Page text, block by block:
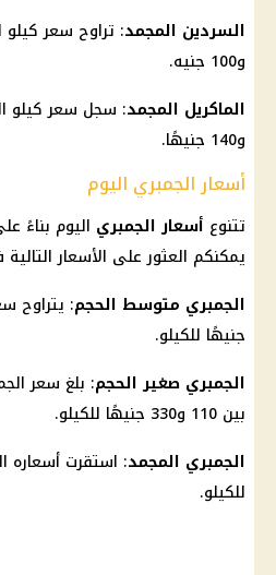
السردين المجمد
و100 جنيه.
الماكريل المجمد
و140 جنيهًا.
أسعار الجمبري اليوم
تتنوع أسعارالجمبري اليوم بناءً
يمكنكم العثور على الأسعار
الجمبري متوسط الحجم
جنيهًا للكيلو.
الجمبري صغير الحجم: بلغ سعر
بين 110 و330 جنيهًا للكيلو.
الجمبري المجمد
للكيلو.